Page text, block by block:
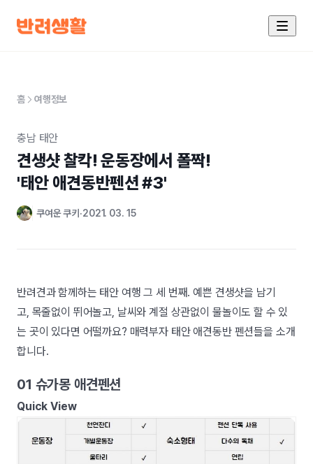
홈 여행정보
충남 태안
견생샷 찰칵! 운동장에서 폴짝!
'태안 애견동반펜션 #3'
쿠여운 쿠키 2021. 03. 15
반려견과 함께하는 태안 여행 그 세 번째. 예쁜 견생샷을 남기
고, 목줄없이 뛰어놀고, 날씨와 계절 상관없이 물놀이도 할 수 있
는 곳이 있다면 어떨까요? 매력부자 태안 애견동반 펜션들을 소개
합니다.
01 슈가몽 애견펜션
Quick View